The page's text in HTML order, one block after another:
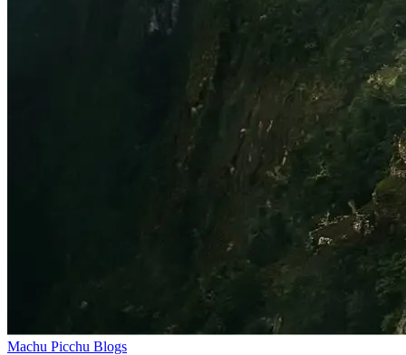
Machu Picchu Blogs